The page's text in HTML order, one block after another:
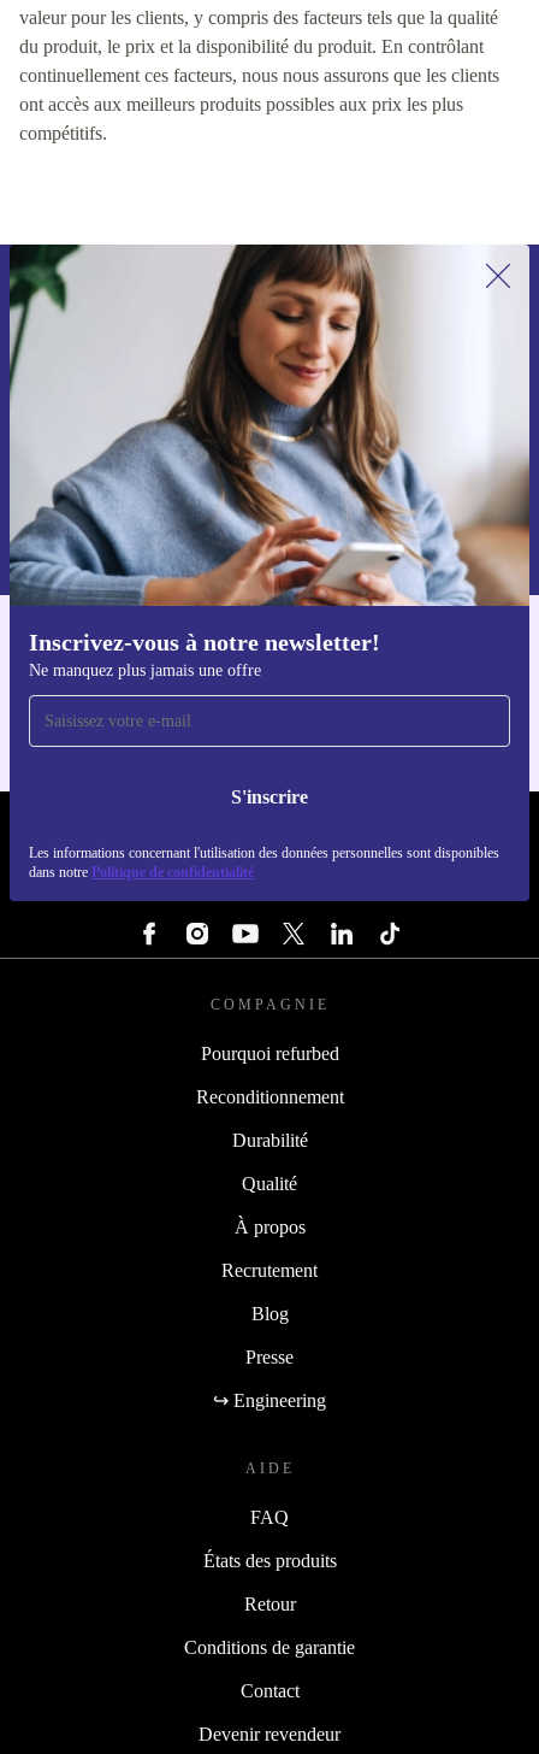
valeur pour les clients, y compris des facteurs tels que la qualité
du produit, le prix et la disponibilité du produit. En contrôlant
continuellement ces facteurs, nous nous assurons que les clients
ont accès aux meilleurs produits possibles aux prix les plus
compétitifs.
Inscrivez-vous à notre newsletter!
Ne manquez plus jamais une offre
S'inscrire
Les informations concernant l'utilisation des données personnelles sont disponibles
dans notre Politique de confidentialité
Recevoir offres et infos de refurbed
par mail
Ne manquez plus aucune offre.
S'inscrire
Retrouvez les informations sur l'utilisation des données personnelles
dans notre
politique de confidentialité.
Téléchargez l'application refurbed
Pour iOS et Android
COMPAGNIE
Pourquoi refurbed
Reconditionnement
Durabilité
Qualité
À propos
Recrutement
Blog
Presse
↪ Engineering
AIDE
FAQ
États des produits
Retour
Conditions de garantie
Contact
Devenir revendeur